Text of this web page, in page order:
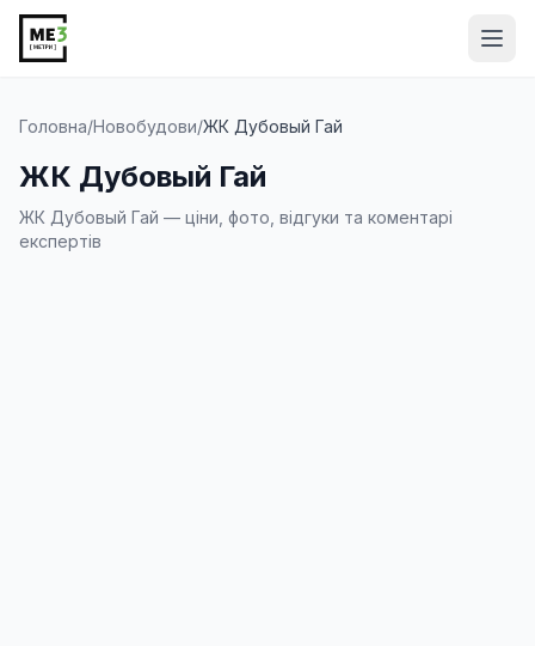
Головна/Новобудови/ЖК Дубовый Гай
ЖК Дубовый Гай
ЖК Дубовый Гай — ціни, фото, відгуки та коментарі
експертів